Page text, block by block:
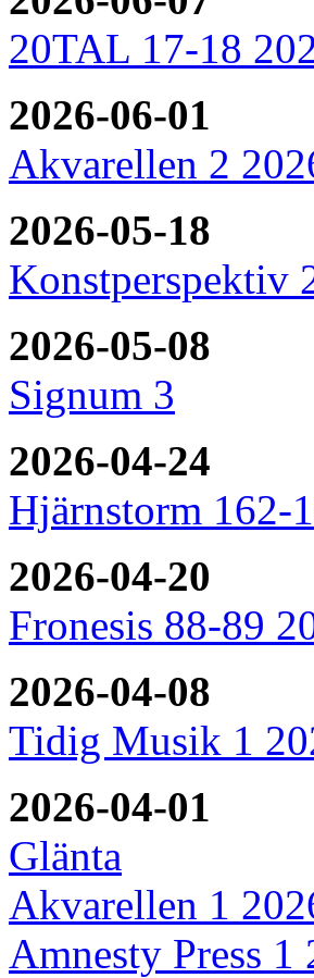
20TAL 17-18
2026-06-01
Akvarellen 2
2026-05-18
Konstperspektiv
2026-05-08
Signum 3
2026-04-24
Hjärnstorm 162-
2026-04-20
Fronesis 88-89
2026-04-08
Tidig Musik 1
2026-04-01
Glänta
Akvarellen 1
Amnesty Press 1